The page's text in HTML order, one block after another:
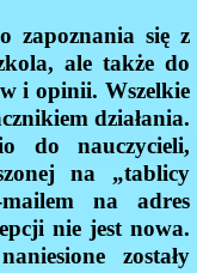
zapoznania się z
ale także do
i opinii. Wszelkie
działania.
do nauczycieli,
na „tablicy
na adres
nie jest nowa.
zostały